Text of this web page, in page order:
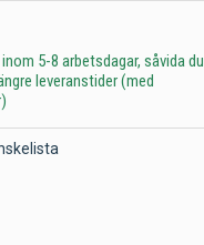
5-8 arbetsdagar, såvida du
leveranstider (med